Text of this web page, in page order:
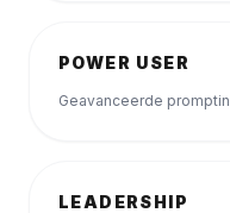
POWER USER
Geavanceerde
LEADERSHIP